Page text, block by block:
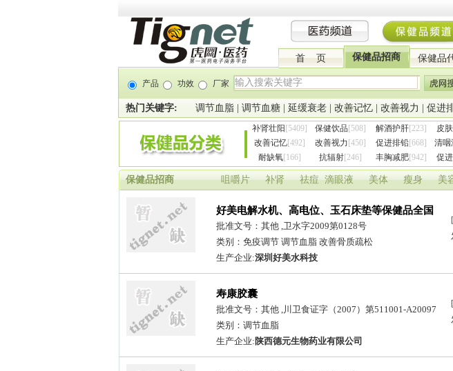
首 页 保健品招商 保健品
产品 功效 厂家
热门关键字: 调节血脂| 调节血糖| 延缓衰老| 改善记忆| 改善视力 促进
补肾壮阳 [5409] 保健饮品 [508] 解酒护肝[223] 皮
改善记忆[492] 改善视力 [450] 促进排铅[668] 清咽
耐缺氧[166] 抗辐射[246] 丰胸减肥[942] 促
保健品招商 咀嚼片 补肾 祛痘 滴眼液 美体 瘦身 美
好美电解水机、高电位、玉石床垫等保健品全国
招商
批准文号：其他 ,卫水字2009第0128号
类别：免疫调节 调节血脂 改善骨质疏松
生产企业:深圳好美水科技
寿康胶囊
批准文号：其他 ,川卫食证字（2007）第511001-A20097
类别：调节血脂
生产企业: 陕西德元生物药业有限公司